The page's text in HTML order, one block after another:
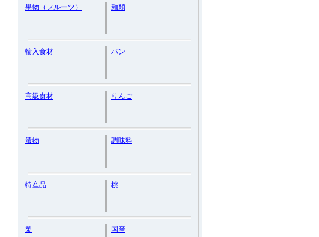
果物（フルーツ） 麺類
輸入食材 パン
高級食材 りんご
漬物 調味料
特産品 桃
梨 国産